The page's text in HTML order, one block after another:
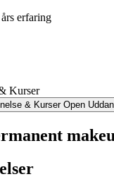
erfaring
Kurser
& Kurser Open